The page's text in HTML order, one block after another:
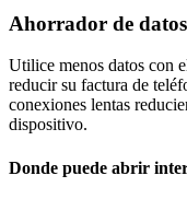
Ahorrador de datos
Utilice menos datos con
reducir su factura de
conexiones lentas
dispositivo.
Donde puede abrir